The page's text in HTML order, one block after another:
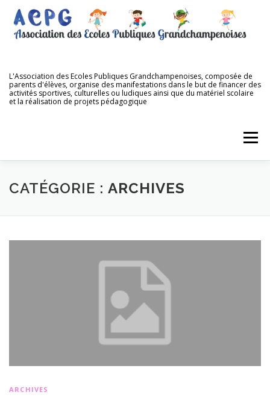
contenu
L'Association des Ecoles Publiques Grandchampenoises, composée de
parents d'élèves, organise des manifestations dans le but de financer des
activités sportives, culturelles ou ludiques ainsi que du matériel scolaire
et la réalisation de projets pédagogique
Menu
ACCUEIL QUI SOMMES NOUS ?
CATÉGORIE : ARCHIVES
ARCHIVES